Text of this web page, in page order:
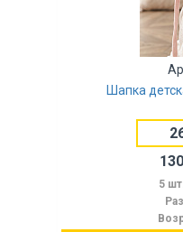
Шапка
5